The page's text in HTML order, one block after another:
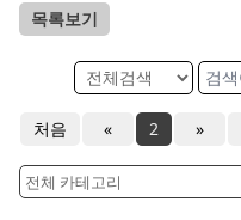
목록보기
처음 « 2 »